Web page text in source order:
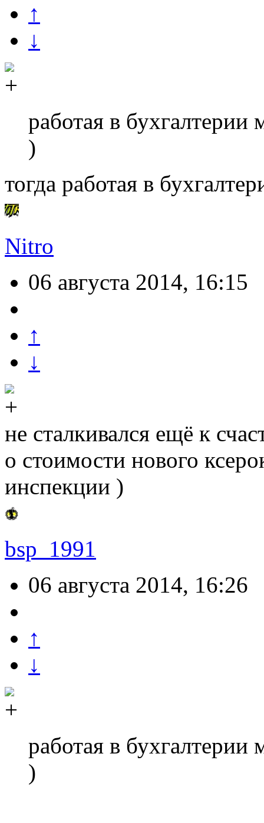
↑
↓
работая в бухгалтерии
)
тогда работая в
Nitro
06 августа 2014, 16:15
↑
↓
не сталкивался ещё к
о стоимости нового
инспекции )
bsp_1991
06 августа 2014, 16:26
↑
↓
работая в бухгалтерии
)